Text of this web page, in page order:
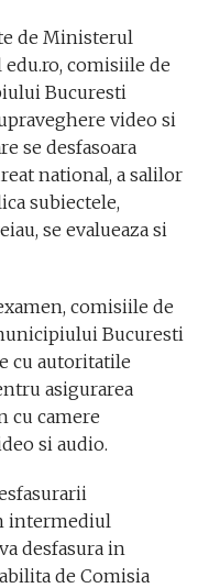
de Ministerul
comisiile de
Bucuresti
video si
se desfasoara
national, a salilor
subiectele,
se evalueaza si
comisiile de
Bucuresti
cu autoritatile
asigurarea
cu camere
si audio.
intermediul
desfasura in
de Comisia